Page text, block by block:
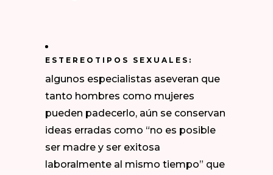
ESTEREOTIPOS SEXUALES:
algunos especialistas aseveran que
tanto hombres como mujeres
pueden padecerlo, aún se conservan
ideas erradas como “no es posible
ser madre y ser exitosa
laboralmente al mismo tiempo” que